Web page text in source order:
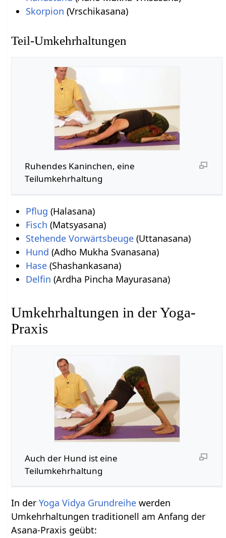
Skorpion (Vrschikasana)
Teil-Umkehrhaltungen
Ruhendes Kaninchen, eine
Teilumkehrhaltung
Pflug (Halasana)
Fisch (Matsyasana)
Stehende Vorwärtsbeuge(Uttanasana)
Hund (Adho Mukha Svanasana)
Hase(Shashankasana)
Delfin (Ardha Pincha Mayurasana)
Umkehrhaltungen in der Yoga-
Praxis
Auch der Hund ist eine
Teilumkehrhaltung
In derYoga Vidya Grundreihe werden
Umkehrhaltungen traditionell am Anfang der
Asana-Praxis geübt: